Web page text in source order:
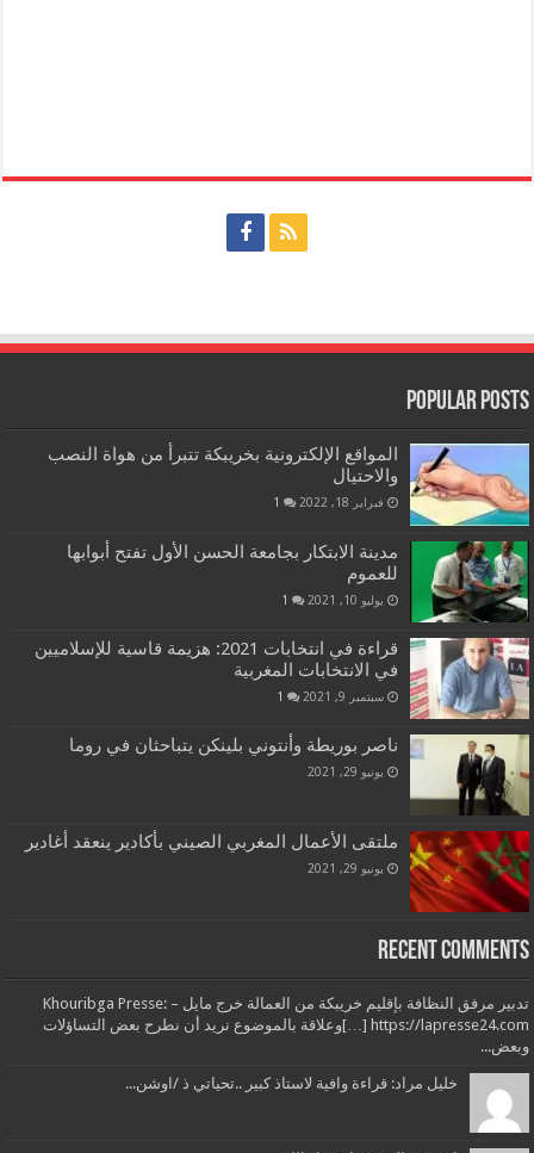
Popular Posts
المواقع الإلكترونية بخريبكة تتبرأ من هواة النصب
والاحتيال
فبراير 18, 2022 1
مدينة الابتكار بجامعة الحسن الأول تفتح أبوابها
للعموم
يوليو 10, 2021 1
قراءة في انتخابات 2021: هزيمة قاسية للإسلاميين
في الانتخابات المغربية
سبتمبر 9, 2021 1
ناصر بوريطة وأنتوني بلينكن يتباحثان في روما
يونيو 29, 2021
ملتقى الأعمال المغربي الصيني بأكادير ينعقد أغادير
يونيو 29, 2021
Recent Comments
تدبير مرفق النظافة بإقليم خريبكة من العمالة خرج مايل – Khouribga Presse:
[…] https://lapresse24.comوعلاقة بالموضوع نريد أن نطرح بعض التساؤلات
وبعض...
خليل مراد: قراءة وافية لاستاذ كبير ..تحياتي ذ /اوشن...